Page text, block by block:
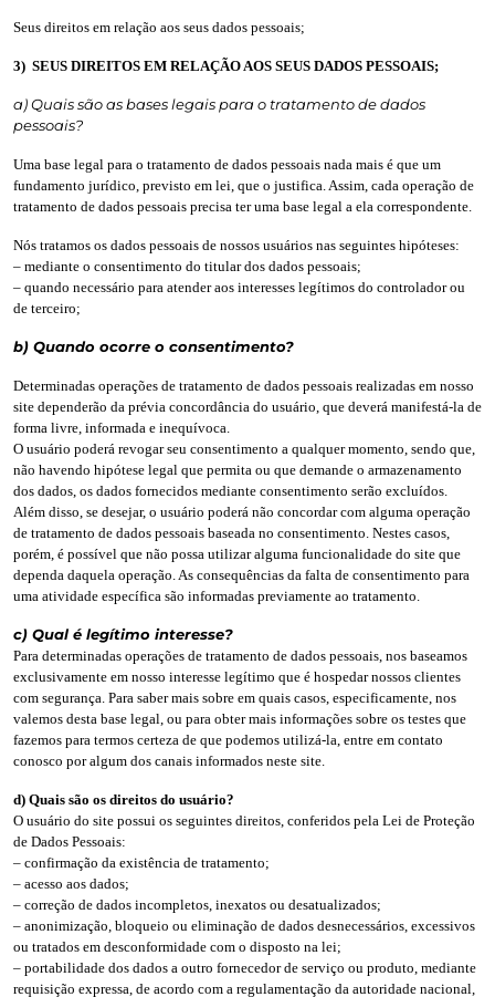
Seus direitos em relação aos seus dados pessoais;
3) SEUS DIREITOS EM RELAÇÃO AOS SEUS DADOS PESSOAIS;
a) Quais são as bases legais para o tratamento de dados
pessoais?
Uma base legal para o tratamento de dados pessoais nada mais é que um
fundamento jurídico, previsto em lei, que o justifica. Assim, cada operação de
tratamento de dados pessoais precisa ter uma base legal a ela correspondente.
Nós tratamos os dados pessoais de nossos usuários nas seguintes hipóteses:
– mediante o consentimento do titular dos dados pessoais;
– quando necessário para atender aos interesses legítimos do controlador ou
de terceiro;
b) Quando ocorre o consentimento?
Determinadas operações de tratamento de dados pessoais realizadas em nosso
site dependerão da prévia concordância do usuário, que deverá manifestá-la de
forma livre, informada e inequívoca.
O usuário poderá revogar seu consentimento a qualquer momento, sendo que,
não havendo hipótese legal que permita ou que demande o armazenamento
dos dados, os dados fornecidos mediante consentimento serão excluídos.
Além disso, se desejar, o usuário poderá não concordar com alguma operação
de tratamento de dados pessoais baseada no consentimento. Nestes casos,
porém, é possível que não possa utilizar alguma funcionalidade do site que
dependa daquela operação. As consequências da falta de consentimento para
uma atividade específica são informadas previamente ao tratamento.
c) Qual é legítimo interesse?
Para determinadas operações de tratamento de dados pessoais, nos baseamos
exclusivamente em nosso interesse legítimo que é hospedar nossos clientes
com segurança. Para saber mais sobre em quais casos, especificamente, nos
valemos desta base legal, ou para obter mais informações sobre os testes que
fazemos para termos certeza de que podemos utilizá-la, entre em contato
conosco por algum dos canais informados neste site.
d) Quais são os direitos do usuário?
O usuário do site possui os seguintes direitos, conferidos pela Lei de Proteção
de Dados Pessoais:
– confirmação da existência de tratamento;
– acesso aos dados;
– correção de dados incompletos, inexatos ou desatualizados;
– anonimização, bloqueio ou eliminação de dados desnecessários, excessivos
ou tratados em desconformidade com o disposto na lei;
– portabilidade dos dados a outro fornecedor de serviço ou produto, mediante
requisição expressa, de acordo com a regulamentação da autoridade nacional,